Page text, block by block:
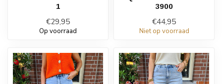
1
€29,95
Op voorraad
3900
€44,95
Niet op voorraad